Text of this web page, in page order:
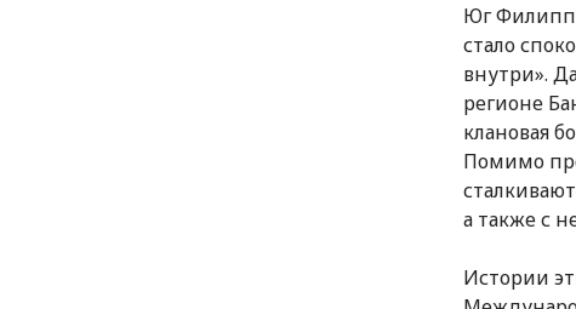
Юг
стало
внутри».
регионе
клановая
Помимо
а также с
Истории